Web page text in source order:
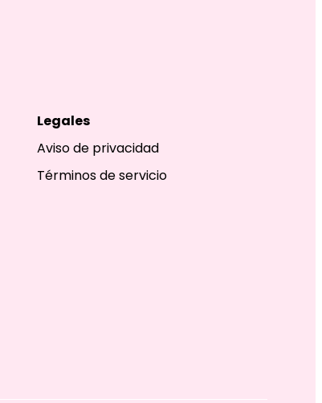
Legales
Aviso de privacidad
Términos de servicio